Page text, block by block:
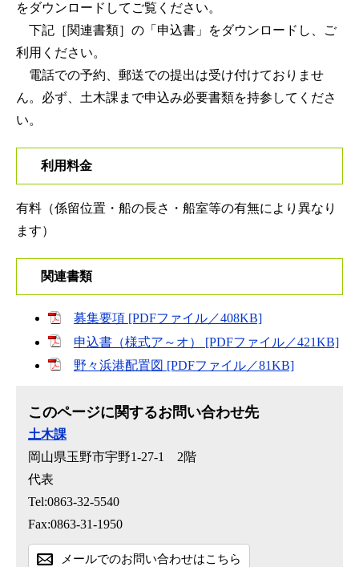
をダウンロードしてご覧ください。
下記［関連書類］の「申込書」をダウンロードし、ご
利用ください。
電話での予約、郵送での提出は受け付けておりませ
ん。必ず、土木課まで申込み必要書類を持参してくださ
い。
利用料金
有料（係留位置・船の長さ・船室等の有無により異なり
ます）
関連書類
募集要項 [PDFファイル／408KB]
申込書（様式ア～オ） [PDFファイル／421KB]
野々浜港配置図 [PDFファイル／81KB]
このページに関するお問い合わせ先
土木課
岡山県玉野市宇野1-27-1 2階
代表
Tel:0863-32-5540
Fax:0863-31-1950
メールでのお問い合わせはこちら